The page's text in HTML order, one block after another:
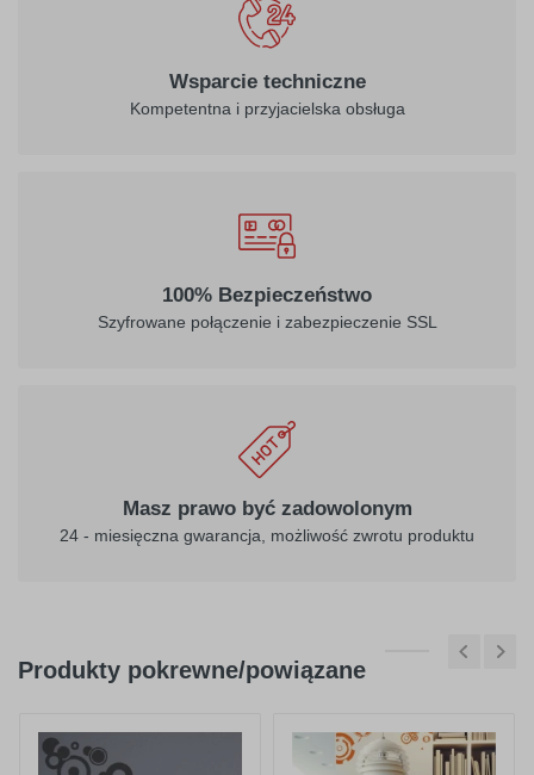
purpurowo-
312
burgund
czerwony
pomarańczowy
ciemny
fioletowy
różowy
404
045
Wsparcie techniczne
Kompetentna i przyjacielska obsługa
100% Bezpieczeństwo
Szyfrowane połączenie i zabezpieczenie SSL
Masz prawo być zadowolonym
24 - miesięczna gwarancja, możliwość zwrotu produktu
Produkty pokrewne/powiązane